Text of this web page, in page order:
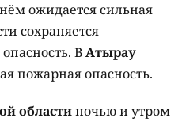
ожидается сильная
сохраняется
ВАтырау
пожарная опасность.
областиночью и утром